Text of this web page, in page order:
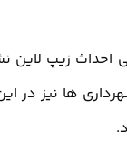
احداث زیپ
ها نیز در این